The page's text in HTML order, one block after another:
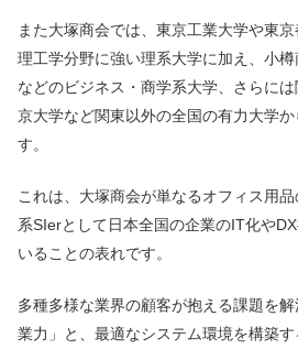
また大塚商会では、東京工業大学や東
理工学分野に強い理系大学に加え、小
などのビジネス・商学系大学、さらに
京大学など関東以外の全国の有力大学
す。
これは、大塚商会が単なるオフィス用
系SIerとして日本全国の企業のIT化や
いることの表れです。
多種多様な業界の顧客が抱える課題を
業力」と、最適なシステム環境を構築